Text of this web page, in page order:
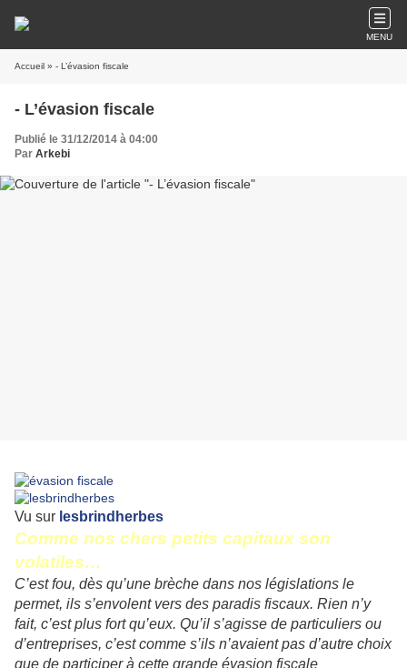
MENU
Accueil » - L’évasion fiscale
- L’évasion fiscale
Publié le 31/12/2014 à 04:00
Par Arkebi
Vu sur lesbrindherbes
Comme nos chers petits capitaux son
volatiles…
C’est fou, dès qu’une brèche dans nos législations le
permet, ils s’envolent vers des paradis fiscaux. Rien n’y
fait, c’est plus fort qu’eux. Qu’il s’agisse de particuliers ou
d’entreprises, c’est comme s’ils n’avaient pas d’autre choix
que de participer à cette grande évasion fiscale